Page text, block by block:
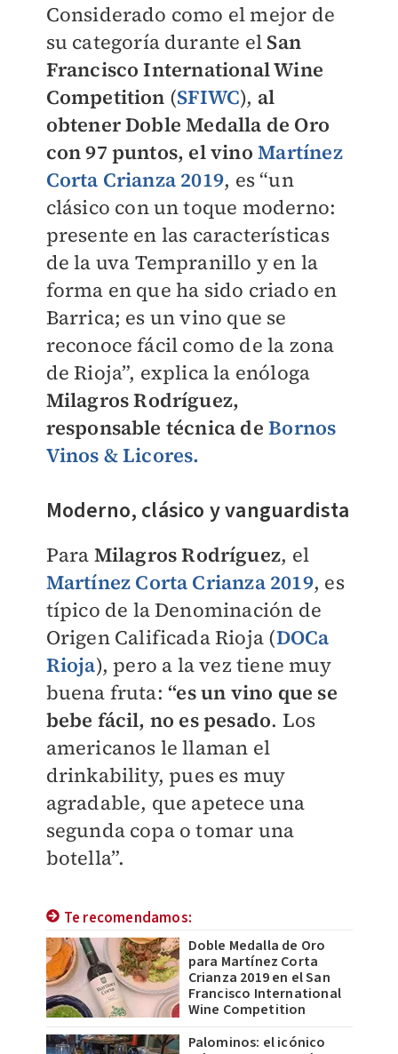
Considerado como el mejor de
su categoría durante el San
Francisco International Wine
Competition (SFIWC), al
obtener Doble Medalla de Oro
con 97 puntos, el vinoMartínez
Corta Crianza 2019, es “un
clásico con un toque moderno:
presente en las características
de la uva Tempranillo y en la
forma en que ha sido criado en
Barrica; es un vino que se
reconoce fácil como de la zona
de Rioja”, explica la enóloga
Milagros Rodríguez,
responsable técnica deBornos
Vinos & Licores.
Moderno, clásico y vanguardista
Para Milagros Rodríguez, el
Martínez Corta Crianza 2019, es
típico de la Denominación de
Origen Calificada Rioja (DOCa
Rioja), pero a la vez tiene muy
buena fruta:“es un vino que se
bebe fácil, no es pesado. Los
americanos le llaman el
drinkability, pues es muy
agradable, que apetece una
segunda copa o tomar una
botella”.
Te recomendamos:
Doble Medalla de Oro
para Martínez Corta
Crianza 2019 en el San
Francisco International
Wine Competition
Palominos: el icónico